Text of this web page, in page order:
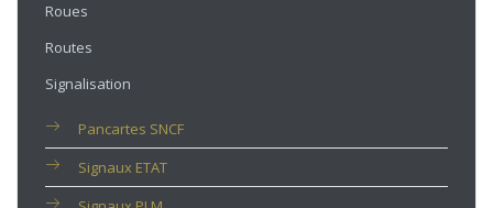
Roues
Routes
Signalisation
Pancartes SNCF
Signaux ETAT